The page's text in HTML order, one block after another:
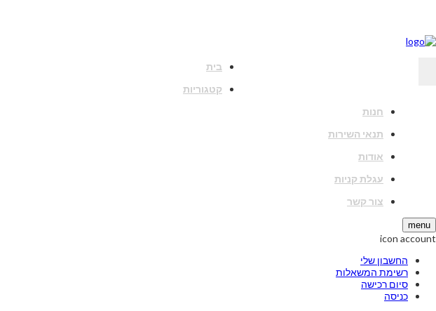
בית
קטגוריות
חנות
תנאי השירות
אודות
עגלת קניות
צור קשר
menu
icon account
החשבון שלי
רשימת המשאלות
סיום רכישה
כניסה